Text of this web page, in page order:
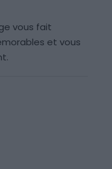
vous fait
et vous